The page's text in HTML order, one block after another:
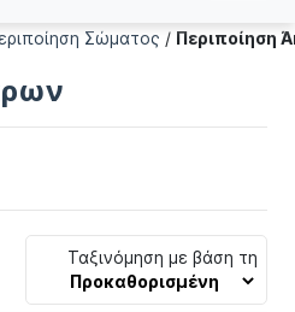
Σώματος / Περιποίηση
Ταξινόμηση με βάση τη